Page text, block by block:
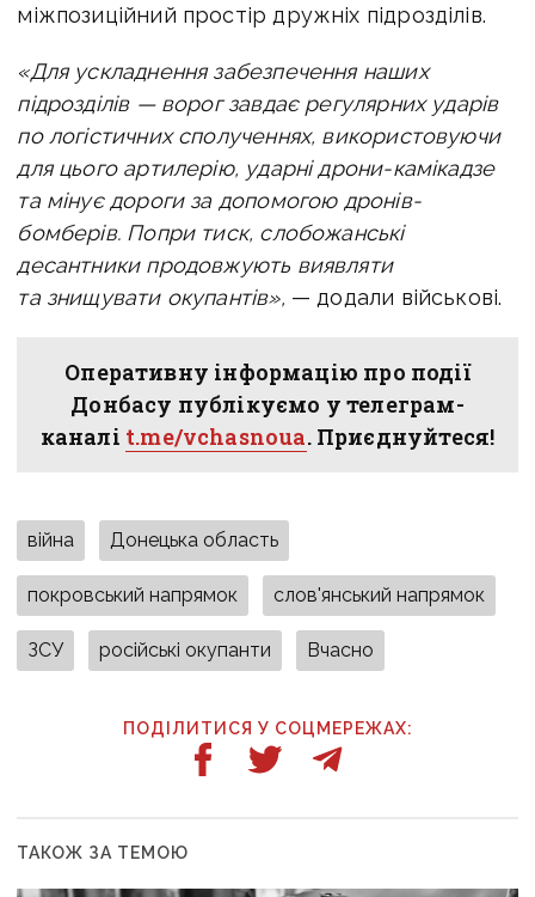
міжпозиційний простір дружніх підрозділів.
«Для ускладнення забезпечення наших
підрозділів — ворог завдає регулярних ударів
по логістичних сполученнях, використовуючи
для цього артилерію, ударні дрони-камікадзе
та мінує дороги за допомогою дронів-
бомберів. Попри тиск, слобожанські
десантники продовжують виявляти
та знищувати окупантів», — додали військові.
Оперативну інформацію про події
Донбасу публікуємо у телеграм-
каналі t.me/vchasnoua. Приєднуйтеся!
війна Донецька область
покровський напрямок слов'янський напрямок
ЗСУ російські окупанти Вчасно
ПОДІЛИТИСЯ У СОЦМЕРЕЖАХ:
ТАКОЖ ЗА ТЕМОЮ